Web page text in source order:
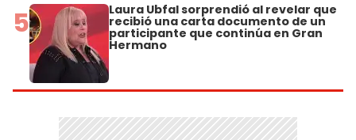
5 Laura Ubfal sorprendió al revelar que
recibió una carta documento de un
participante que continúa en Gran
Hermano